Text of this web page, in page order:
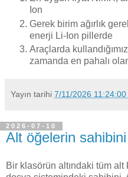
Ion
Gerek birim ağırlık
enerji Li-Ion pillerde
Araçlarda
zamanda en pahalı
Yayın tarihi 7/11/2026 11:24:00
2026-07-10
Alt öğelerin
Bir klasörün altındaki tüm